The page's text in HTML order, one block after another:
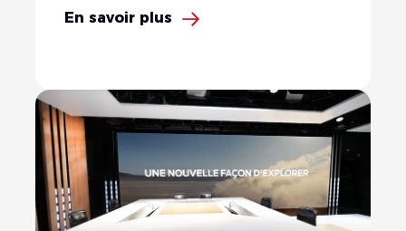
En savoir plus